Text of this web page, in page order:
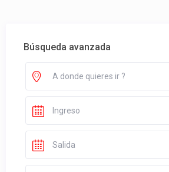
Búsqueda avanzada